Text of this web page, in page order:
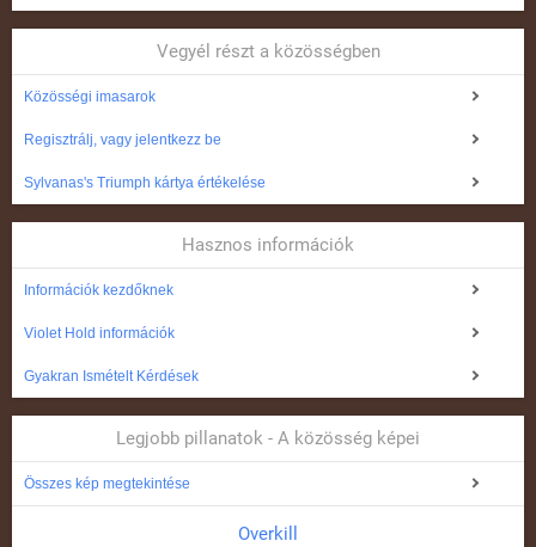
Vegyél részt a közösségben
Közösségi imasarok
Regisztrálj, vagy jelentkezz be
Sylvanas's Triumph kártya értékelése
Hasznos információk
Információk kezdőknek
Violet Hold információk
Gyakran Ismételt Kérdések
Legjobb pillanatok - A közösség képei
Összes kép megtekintése
Overkill